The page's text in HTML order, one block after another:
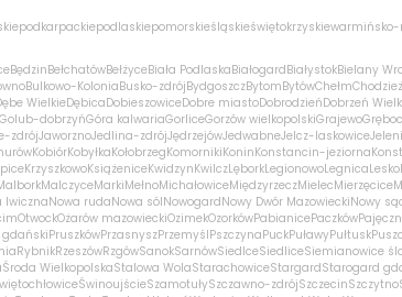
podkarpackiepodlaskiepomorskieśląskieświętokrzyskie
BędzinBełchatówBełżyceBiała PodlaskaBiałogardBiałystokBielany
Bulkowo-KoloniaBusko-zdrójBydgoszczBytomBytówChełmChodzież
WielkieDębicaDobieszowiceDobre miastoDobrodzieńDobrzeń
Golub-dobrzyńGóra kalwariaGorliceGorzów wielkopolskiGrajewo
zdrójJaworznoJedlina-zdrójJędrzejówJedwabneJelcz-laskowice
KobiórKobyłkaKołobrzegKomornikiKoninKonstancin-jeziorna
KrzyszkowoKsiążeniceKwidzynKwilczLęborkLegionowoLegnicaLesko
MalczyceMarkiMełnoMichałowiceMiędzyrzeczMielecMierzęcice
IwicznaNowa rudaNowa sólNowogardNowy Dwór MazowieckiNowy
OtwockOżarów mazowieckiOzimekOzorkówPabianicePaczków
gdańskiPruszkówPrzasnyszPrzemyślPszczynaPuckPuławyPułtusk
RybnikRzeszówRzgówSanokSarnówSiedlceSiedliceSiemianowice
Środa WielkopolskaStalowa WolaStarachowiceStargardStarogard
ŚwinoujścieSzamotułySzczawno-zdrójSzczecinSzczytno